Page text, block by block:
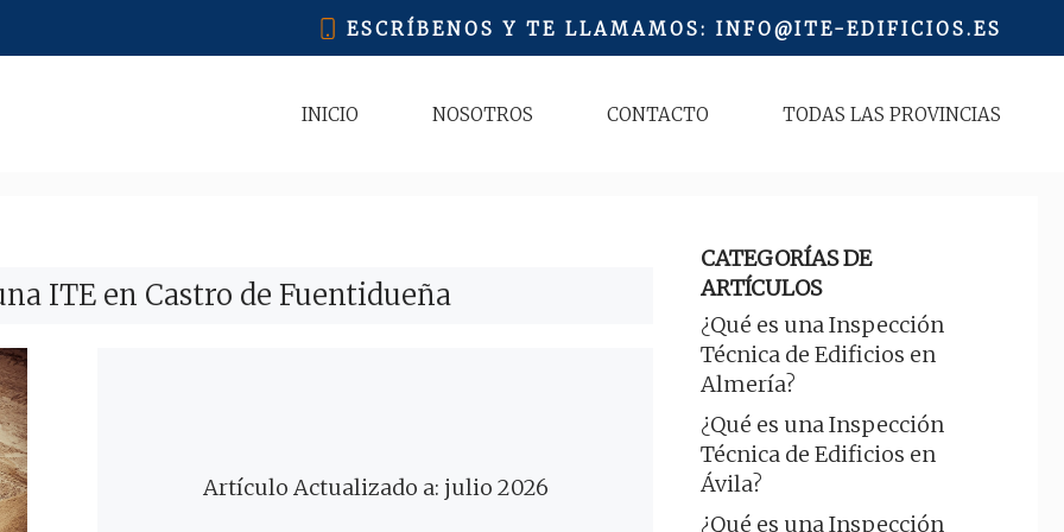
ESCRÍBENOS Y TE LLAMAMOS: INFO@ITE-EDIFICIOS.ES
INICIO NOSOTROS CONTACTO TODAS LAS PROVINCIAS
ITE en Castro de Fuentidueña
Artículo Actualizado a: julio 2026
CATEGORÍAS DE
ARTÍCULOS
¿Qué es una Inspección
Técnica de Edificios en
Almería?
¿Qué es una Inspección
Técnica de Edificios en
Ávila?
¿Qué es una Inspección